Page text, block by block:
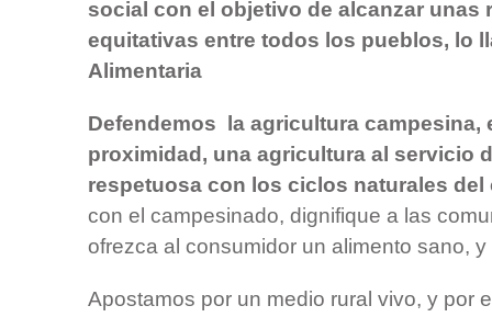
social con el objetivo de alcanzar unas
equitativas entre todos los pueblos, lo
Alimentaria
Defendemos la agricultura campesina,
proximidad, una agricultura al servicio
respetuosa con los ciclos naturales del
con el campesinado, dignifique a las
ofrezca al consumidor un alimento sano,
Apostamos por un medio rural vivo, y por